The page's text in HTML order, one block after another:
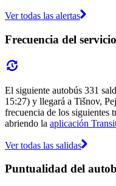
Ver todas las alertas
Frecuencia del
El siguiente autobús 331
15:27) y llegará a Tišnov,
frecuencia de los siguientes
abriendo la aplicación
Ver todas las salidas
Puntualidad del